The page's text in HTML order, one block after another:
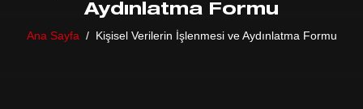
Aydınlatma Formu
Ana Sayfa Kişisel Verilerin İşlenmesi ve Aydınlatma Formu